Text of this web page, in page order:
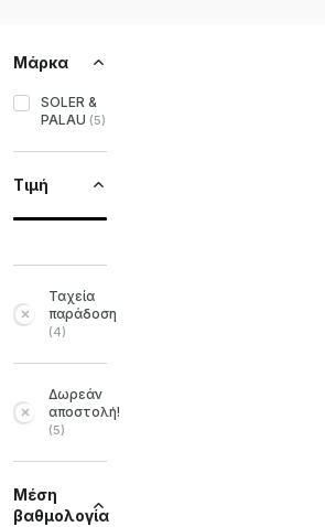
Μάρκα
SOLER &
PALAU (5)
Τιμή
Ταχεία
παράδοση
(4)
Δωρεάν
αποστολή!
(5)
Μέση
βαθμολογία